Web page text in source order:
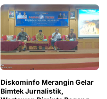
Diskominfo Merangin Gelar
Bimtek Jurnalistik,